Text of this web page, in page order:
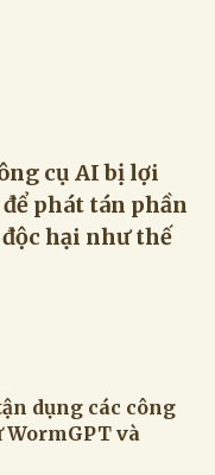
cụ AI bị lợi
phát tán phần
hại như thế
dụng các công
WormGPT và